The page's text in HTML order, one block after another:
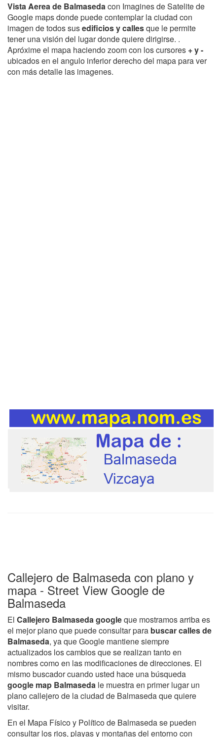
Vista Aerea de Balmasedacon Imagines de Satelite de
Google maps donde puede contemplar la ciudad con
imagen de todos susedificios y callesque le permite
tener una visión del lugar donde quiere dirigirse. .
Apróxime el mapa haciendo zoom con los cursores + y -
ubicados en el angulo inferior derecho del mapa para ver
con más detalle las imagenes.
Callejero de Balmaseda con plano y
mapa - Street View Google de
Balmaseda
El Callejero Balmaseda googleque mostramos arriba es
el mejor plano que puede consultar para buscar calles de
Balmaseda, ya que Google mantiene siempre
actualizados los cambios que se realizan tanto en
nombres como en las modificaciones de direcciones. El
mismo buscador cuando usted hace una búsqueda
google map Balmaseda le muestra en primer lugar un
plano callejero de la ciudad de Balmaseda que quiere
visitar.
En el Mapa Físico y Político de Balmaseda se pueden
consultar los rios, playas y montañas del entorno con